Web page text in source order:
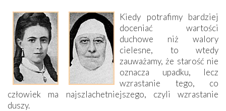
Kiedy potrafimy bardziej
doceniać wartości
duchowe niż walory
cielesne, to wtedy
zauważamy, że starość nie
oznacza upadku, lecz
wzrastanie tego, co
człowiek ma najszlachetniejszego, czyli wzrastanie
duszy.